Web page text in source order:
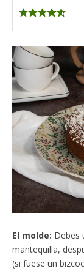
El molde: Debes
mantequilla,
(si fuese un